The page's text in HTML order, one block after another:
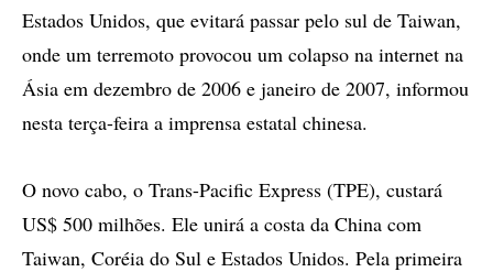
Estados Unidos, que evitará passar pelo sul de Taiwan,
onde um terremoto provocou um colapso na internet na
Ásia em dezembro de 2006 e janeiro de 2007, informou
nesta terça-feira a imprensa estatal chinesa.
O novo cabo, o Trans-Pacific Express (TPE), custará
US$ 500 milhões. Ele unirá a costa da China com
Taiwan, Coréia do Sul e Estados Unidos. Pela primeira